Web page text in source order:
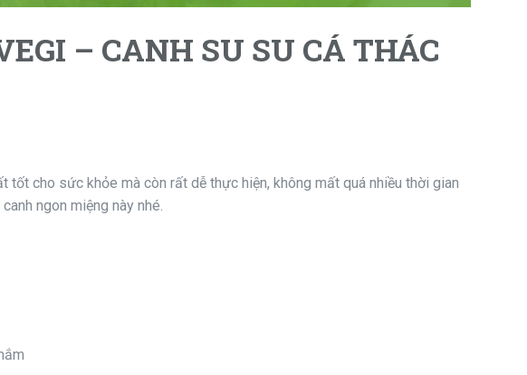
– CANH SU SU CÁ THÁC
tốt cho sức khỏe mà còn rất dễ thực hiện, không mất quá nhiều thời gian
ngon miệng này nhé.